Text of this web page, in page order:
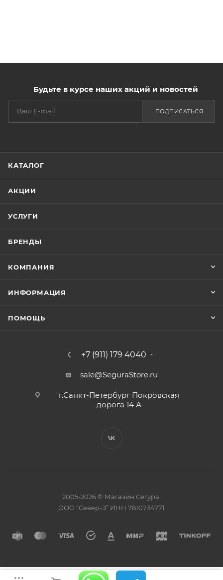
Будьте в курсе наших акций и новостей
ПОДПИСАТЬСЯ
КАТАЛОГ
АКЦИИ
УСЛУГИ
БРЕНДЫ
КОМПАНИЯ
ИНФОРМАЦИЯ
ПОМОЩЬ
+7 (911) 179 4040
sale@SeguraStore.ru
г.Санкт-Петербург Покровская
дорога 14 А
2005-2026 © Магазин Сегура.
ООО “Север-З” ИНН 7810734771